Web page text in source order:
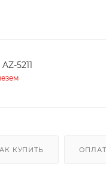
5211
КУПИТЬ